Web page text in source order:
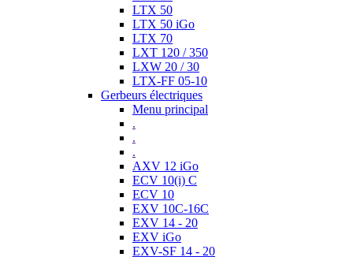
LTX 50
LTX 50 iGo
LTX 70
LXT 120 / 350
LXW 20 / 30
LTX-FF 05-10
Gerbeurs électriques
Menu principal
.
.
.
AXV 12 iGo
ECV 10(i) C
ECV 10
EXV 10C-16C
EXV 14 - 20
EXV iGo
EXV-SF 14 - 20